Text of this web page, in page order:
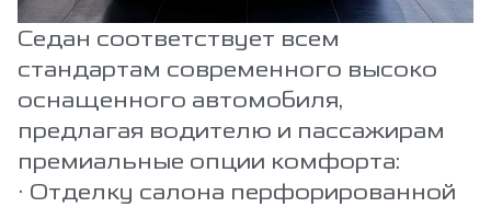
Седан соответствует всем
стандартам современного высоко
оснащенного автомобиля,
предлагая водителю и пассажирам
премиальные опции комфорта:
• Отделку салона перфорированной